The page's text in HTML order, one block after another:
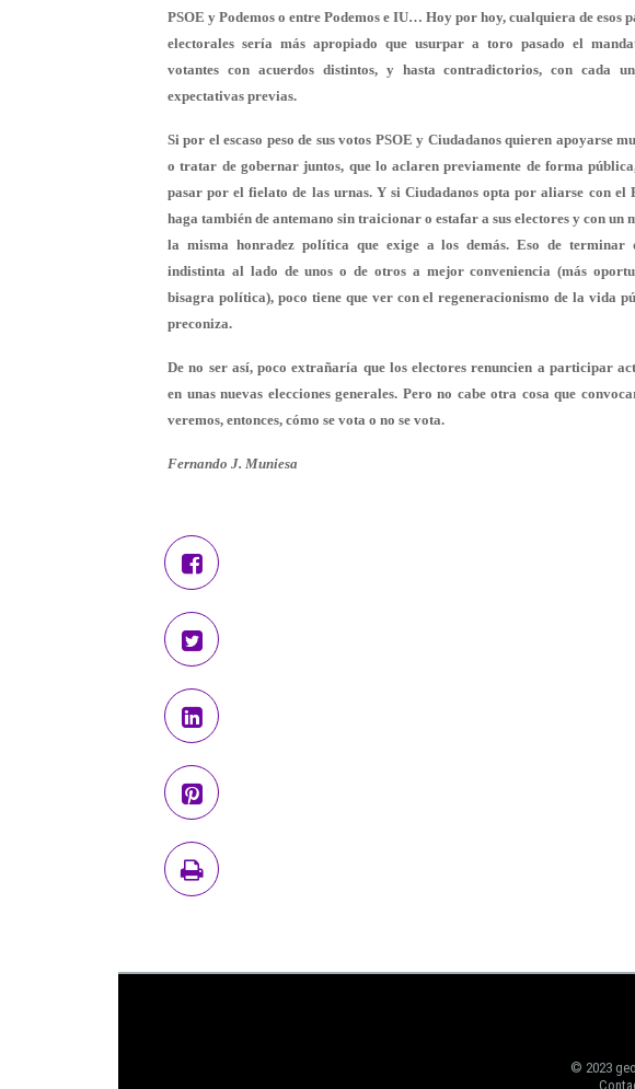
PSOE y Podemos o entre Podemos e IU… Hoy por hoy, cualquiera de esos
electorales sería más apropiado que usurpar a toro pasado el
votantes con acuerdos distintos, y hasta contradictorios, con cada
expectativas previas.
Si por el escaso peso de sus votos PSOE y Ciudadanos quieren apoyarse
o tratar de gobernar juntos, que lo aclaren previamente de forma
pasar por el fielato de las urnas. Y si Ciudadanos opta por aliarse con el
haga también de antemano sin traicionar o estafar a sus electores y con un
la misma honradez política que exige a los demás. Eso de terminar
indistinta al lado de unos o de otros a mejor conveniencia (más
bisagra política), poco tiene que ver con el regeneracionismo de la vida
preconiza.
De no ser así, poco extrañaría que los electores renuncien a participar
en unas nuevas elecciones generales. Pero no cabe otra cosa que
veremos, entonces, cómo se vota o no se vota.
Fernando J. Muniesa
© 2023